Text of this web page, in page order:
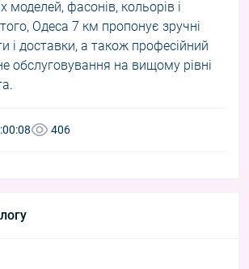
моделей, фасонів, кольорів і
Одеса 7 км пропонує зручні
і доставки, а також професійний
обслуговування на вищому рівні
406